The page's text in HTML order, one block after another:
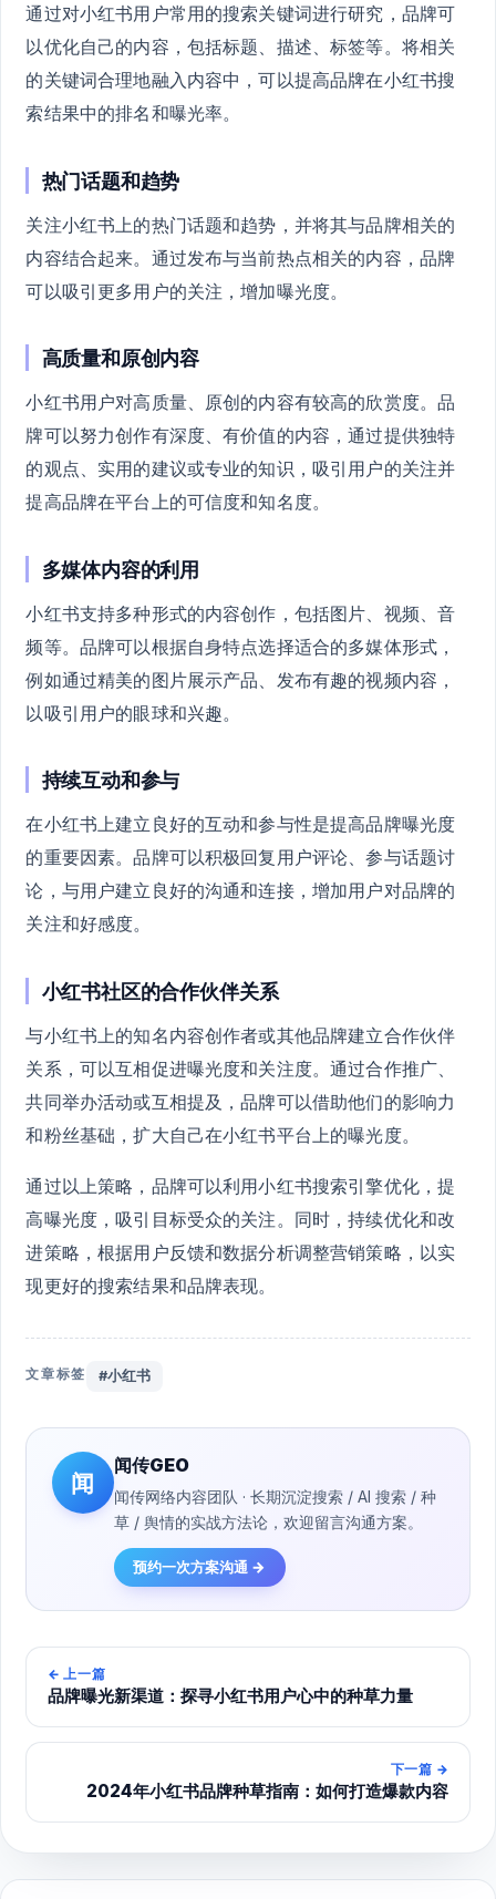
通过对小红书用户常用的搜索关键词进行研究，品牌可
以优化自己的内容，包括标题、描述、标签等。将相关
的关键词合理地融入内容中，可以提高品牌在小红书搜
索结果中的排名和曝光率。
热门话题和趋势
关注小红书上的热门话题和趋势，并将其与品牌相关的
内容结合起来。通过发布与当前热点相关的内容，品牌
可以吸引更多用户的关注，增加曝光度。
高质量和原创内容
小红书用户对高质量、原创的内容有较高的欣赏度。品
牌可以努力创作有深度、有价值的内容，通过提供独特
的观点、实用的建议或专业的知识，吸引用户的关注并
提高品牌在平台上的可信度和知名度。
多媒体内容的利用
小红书支持多种形式的内容创作，包括图片、视频、音
频等。品牌可以根据自身特点选择适合的多媒体形式，
例如通过精美的图片展示产品、发布有趣的视频内容，
以吸引用户的眼球和兴趣。
持续互动和参与
在小红书上建立良好的互动和参与性是提高品牌曝光度
的重要因素。品牌可以积极回复用户评论、参与话题讨
论，与用户建立良好的沟通和连接，增加用户对品牌的
关注和好感度。
小红书社区的合作伙伴关系
与小红书上的知名内容创作者或其他品牌建立合作伙伴
关系，可以互相促进曝光度和关注度。通过合作推广、
共同举办活动或互相提及，品牌可以借助他们的影响力
和粉丝基础，扩大自己在小红书平台上的曝光度。
通过以上策略，品牌可以利用小红书搜索引擎优化，提
高曝光度，吸引目标受众的关注。同时，持续优化和改
进策略，根据用户反馈和数据分析调整营销策略，以实
现更好的搜索结果和品牌表现。
文章标签 #小红书
闻
闻传GEO
闻传网络内容团队 · 长期沉淀搜索 / AI 搜索 / 种
草 / 舆情的实战方法论，欢迎留言沟通方案。
预约一次方案沟通 →
← 上一篇
品牌曝光新渠道：探寻小红书用户心中的种草力量
下一篇 →
2024年小红书品牌种草指南：如何打造爆款内容